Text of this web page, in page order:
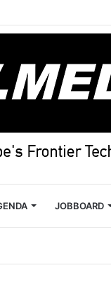
JOBBOARD